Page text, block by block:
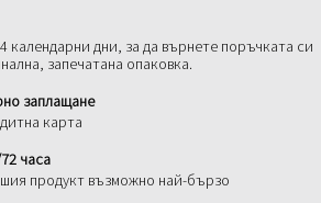
календарни дни, за да върнете поръчката си
запечатана опаковка.
заплащане
карта
часа
продукт възможно най-бързо